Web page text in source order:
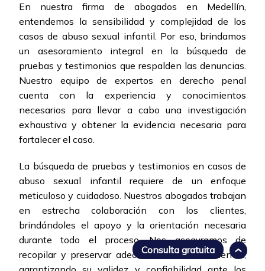
En nuestra firma de abogados en Medellín,
entendemos la sensibilidad y complejidad de los
casos de abuso sexual infantil. Por eso, brindamos
un asesoramiento integral en la búsqueda de
pruebas y testimonios que respalden las denuncias.
Nuestro equipo de expertos en derecho penal
cuenta con la experiencia y conocimientos
necesarios para llevar a cabo una investigación
exhaustiva y obtener la evidencia necesaria para
fortalecer el caso.
La búsqueda de pruebas y testimonios en casos de
abuso sexual infantil requiere de un enfoque
meticuloso y cuidadoso. Nuestros abogados trabajan
en estrecha colaboración con los clientes,
brindándoles el apoyo y la orientación necesaria
durante todo el proceso. Nos aseguramos de
recopilar y preservar adecuadamente la evidencia,
Consulta gratuita